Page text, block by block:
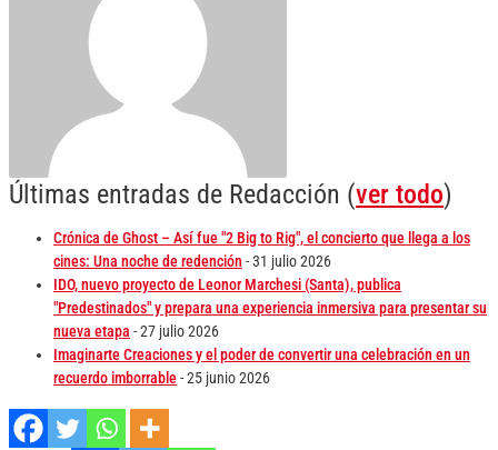
Últimas entradas de Redacción (ver todo)
Crónica de Ghost – Así fue "2 Big to Rig", el concierto que llega a los
cines: Una noche de redención - 31 julio 2026
IDO, nuevo proyecto de Leonor Marchesi (Santa), publica
"Predestinados" y prepara una experiencia inmersiva para presentar su
nueva etapa - 27 julio 2026
Imaginarte Creaciones y el poder de convertir una celebración en un
recuerdo imborrable- 25 junio 2026